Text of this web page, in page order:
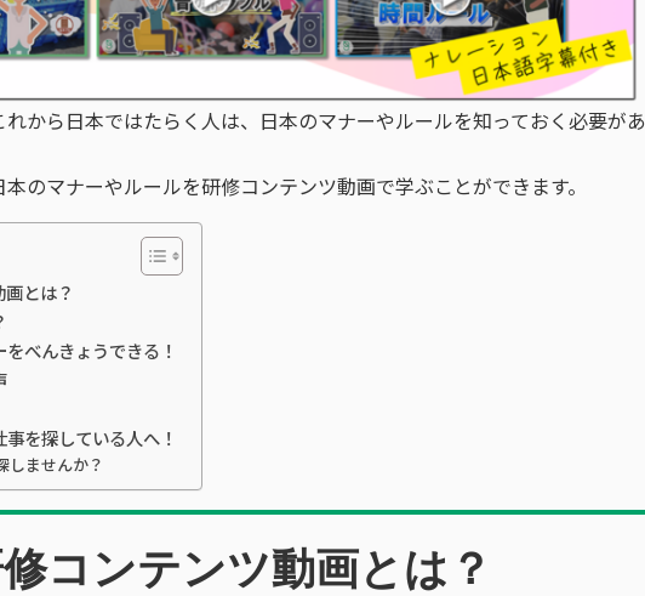
から日本ではたらく人は、日本のマナーやルールを知っておく必要があ
のマナーやルールを研修コンテンツ動画で学ぶことができます。
とは？
べんきょうできる！
を探している人へ！
ませんか？
コンテンツ動画とは？